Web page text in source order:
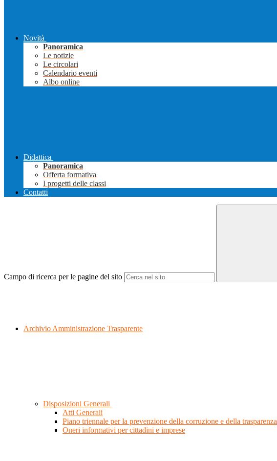
Novità
Panoramica
Le notizie
Le circolari
Calendario eventi
Albo online
Didattica
Panoramica
Offerta formativa
I progetti delle classi
Contatti
Campo di ricerca per le pagine del sito
Archivio Amministrazione Trasparente
Disposizioni Generali
Atti Generali
Piano triennale per la prevenzione della corruzione e della trasparenza
Oneri informativi per cittadini e imprese